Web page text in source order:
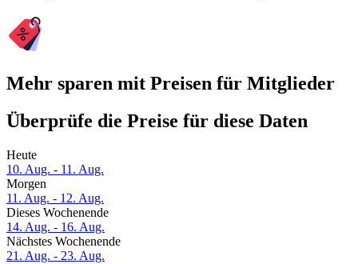
Mehr sparen mit Preisen für Mitglieder
Überprüfe die Preise für diese Daten
Heute
10. Aug. - 11. Aug.
Morgen
11. Aug. - 12. Aug.
Dieses Wochenende
14. Aug. - 16. Aug.
Nächstes Wochenende
21. Aug. - 23. Aug.